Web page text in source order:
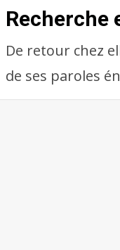
Recherche
De retour chez
de ses paroles